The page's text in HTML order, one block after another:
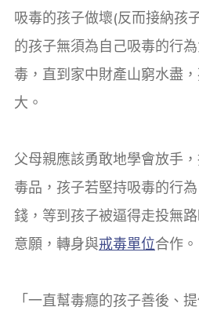
吸毒的孩子做壞(反而接納孩
的孩子無須為自己吸毒的行
毒，直到家中財產山窮水盡
大。
父母親應該勇敢地學會放手
毒品，孩子若堅持吸毒的行
錢，等到孩子被逼得走投無
意願，轉身與戒毒單位合作。
「一直幫毒癮的孩子善後、